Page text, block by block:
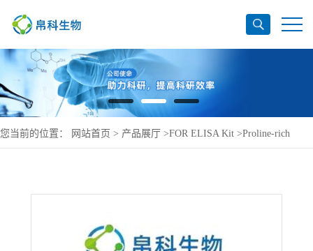
您当前的位置： 网站首页 > 产品展厅 >FOR ELISA Kit >Proline-rich